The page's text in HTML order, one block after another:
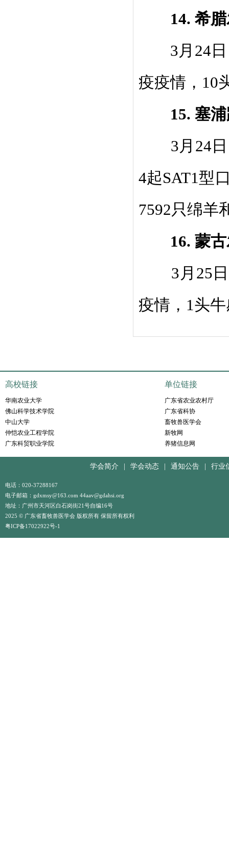
14. 希
3月 24
疫疫情， 10
15. 塞
3月 24
4起SAT1型
7592只绵羊
16. 蒙
3 月 25
疫情， 1头
高校链接
华南农业大学
佛山科学技术学院
中山大学
仲恺农业工程学院
广东科贸职业学院
单位链接
广东省农业农村厅
广东省科协
畜牧兽医学会
新牧网
养猪信息网
学会简介 学会动态 通知公告 行业
电话：020-37288167
电子邮箱：gdxmsy@163.com 44aav@gdahsi.org
地址：广州市天河区白石岗街21号自编16号
2025 © 广东省畜牧兽医学会 版权所有 保留所有权利
粤ICP备17022922号-1